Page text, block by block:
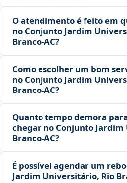
O atendimento é feito em
no Conjunto Jardim
Branco‑AC?
Como escolher um bom
no Conjunto Jardim
Branco‑AC?
Quanto tempo demora
chegar no Conjunto
Branco‑AC?
É possível agendar um
Jardim Universitário, Rio